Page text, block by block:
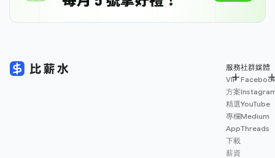
服務
VIP
方案
精選
專欄
App
下載
薪資
社群媒體
YouTube
Medium
Threads